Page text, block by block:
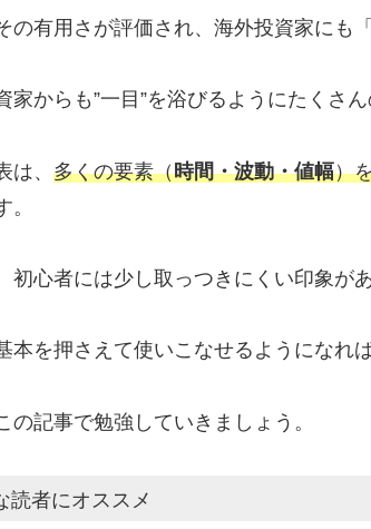
の有用さが評価され、海外投資家にも
家からも”一目”を浴びるようにたくさん
は、 多くの要素（時間・波動・値幅）
。
初心者には少し取っつきにくい印象が
本を押さえて使いこなせるようになれ
の記事で勉強していきましょう。
読者にオススメ